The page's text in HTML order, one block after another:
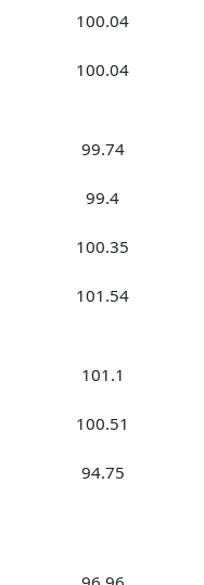
100.04
100.04
99.74
99.4
100.35
101.54
101.1
100.51
94.75